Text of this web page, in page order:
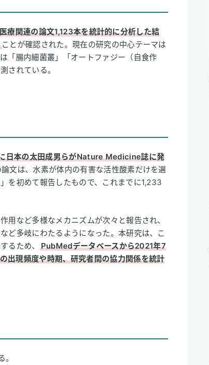
と「炎症」
胞の自食作用」
療関連の論文1,123本を統計的に分析した結
ことが確認された。現在の研究の中心テーマは
「腸内細菌叢」「オートファジー（自食作
されている。
日本の太田成男らがNature Medicine誌に発
文は、水素が体内の有害な活性酸素だけを選
を初めて報告したもので、これまでに1,233
用など多様なメカニズムが次々と報告され、
ど多岐にわたるようになった。本研究は、こ
るため、
PubMedデータベースから2021年7
出現頻度や時期、研究者間の協力関係を統計